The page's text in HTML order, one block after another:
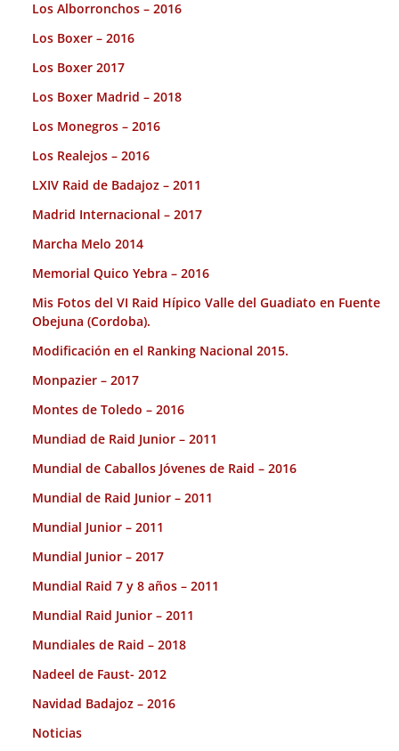
Los Alborronchos – 2016
Los Boxer – 2016
Los Boxer 2017
Los Boxer Madrid – 2018
Los Monegros – 2016
Los Realejos – 2016
LXIV Raid de Badajoz – 2011
Madrid Internacional – 2017
Marcha Melo 2014
Memorial Quico Yebra – 2016
Mis Fotos del VI Raid Hípico Valle del Guadiato en Fuente
Obejuna (Cordoba).
Modificación en el Ranking Nacional 2015.
Monpazier – 2017
Montes de Toledo – 2016
Mundiad de Raid Junior – 2011
Mundial de Caballos Jóvenes de Raid – 2016
Mundial de Raid Junior – 2011
Mundial Junior – 2011
Mundial Junior – 2017
Mundial Raid 7 y 8 años – 2011
Mundial Raid Junior – 2011
Mundiales de Raid – 2018
Nadeel de Faust- 2012
Navidad Badajoz – 2016
Noticias